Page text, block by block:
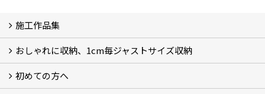
施工作品集
施工作品集
おしゃれに収納、1cm毎ジャストサイズ収納
おしゃれに収納、相談会
ジャストサイズ収納、1cm毎に自由自在
ジャストサイズ収納、作品集
ジャストサイズ収納、価格11.000～
ジャストサイズ収納、Before・After
ジャストサイズ収納、カラー
好きっ！を飾る、ラックオン収納
サーファーへ、RACK ON収納surf
初めての方へ